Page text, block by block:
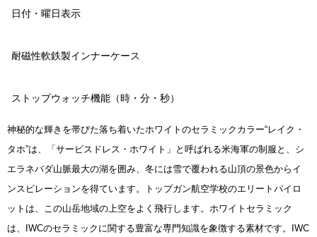
日付・曜日表示
耐磁性軟鉄製インナーケース
ストップウォッチ機能（時・分・秒）
神秘的な輝きを帯びた落ち着いたホワイトのセラミックカラー“レイク・
タホ”は、「サービスドレス・ホワイト」と呼ばれる米海軍の制服と、シ
エラネバダ山脈最大の湖を囲み、冬には雪で覆われる山頂の景色からイ
ンスピレーションを得ています。トップガン航空学校のエリートパイロ
ットは、この山岳地域の上空をよく飛行します。ホワイトセラミック
は、IWCのセラミックに関する豊富な専門知識を象徴する素材です。IWC